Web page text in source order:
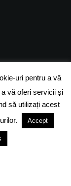
reserved.
COOKIES
SI CONDITII
uri pentru a vă
vă oferi servicii și
să utilizați acest
Accept